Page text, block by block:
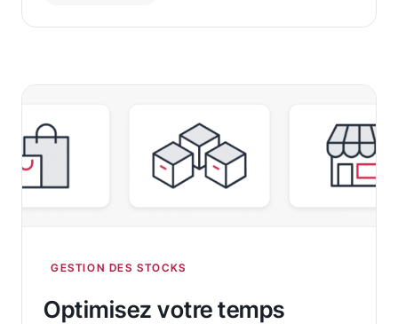
GESTION DES STOCKS
Optimisez votre temps